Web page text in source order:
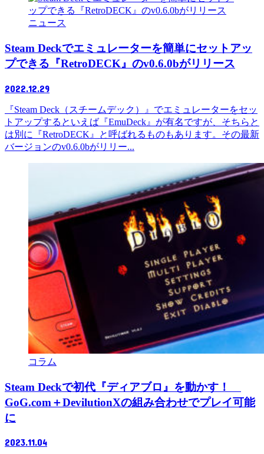
ニュース
Steam Deckでエミュレーターを簡単にセットアッ
プできる『RetroDECK』のv0.6.0bがリリース
2022.12.29
『Steam Deck（スチームデック）』でエミュレーターをセッ
トアップするといえば『EmuDeck』が有名ですが、そちらと
は別に『RetroDECK』と呼ばれるものもあります。その最新
バージョンのv0.6.0bがリリー...
コラム
Steam Deckで初代『ディアブロ』を動かす！
GoG.com＋DevilutionXの組み合わせでプレイ可能
に
2023.11.04